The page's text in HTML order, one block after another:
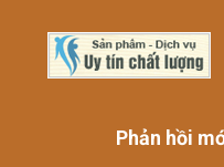
Phản hồi